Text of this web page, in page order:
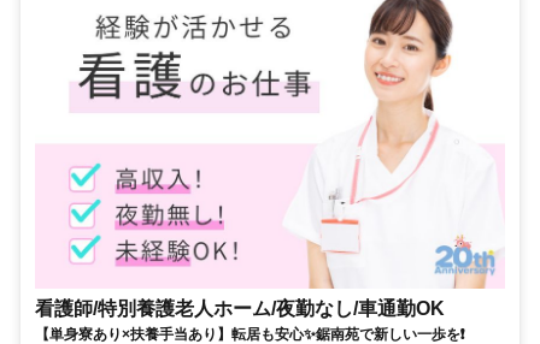
看護師/特別養護老人ホーム/夜勤なし/車通勤OK
【単身寮あり×扶養手当あり】転居も安心✨鋸南苑で新しい一歩を❗️